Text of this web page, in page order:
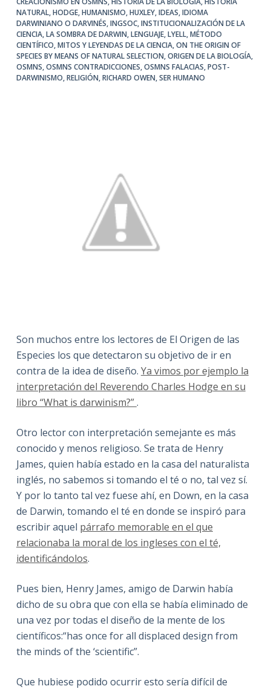
NATURAL,HODGE,HUMANISMO,HUXLEY,IDEAS,IDIOMA
DARWINIANO O DARVINÉS,INGSOC,INSTITUCIONALIZACIÓN DE LA
CIENCIA,LA SOMBRA DE DARWIN,LENGUAJE,LYELL,MÉTODO
CIENTÍFICO,MITOS Y LEYENDAS DE LA CIENCIA,ON THE ORIGIN OF
SPECIES BY MEANS OF NATURAL SELECTION,ORIGEN DE LA BIOLOGÍA,
OSMNS,OSMNS CONTRADICCIONES,OSMNS FALACIAS,POST-
DARWINISMO,RELIGIÓN,RICHARD OWEN,SER HUMANO
Son muchos entre los lectores de El Origen de las
Especies los que detectaron su objetivo de ir en
contra de la idea de diseño. Ya vimos por ejemplo la
interpretación del Reverendo Charles Hodge en su
libro “What is darwinism?”.
Otro lector con interpretación semejante es más
conocido y menos religioso. Se trata de Henry
James, quien había estado en la casa del naturalista
inglés, no sabemos si tomando el té o no, tal vez sí.
Y por lo tanto tal vez fuese ahí, en Down, en la casa
de Darwin, tomando el té en donde se inspiró para
escribir aquel párrafo memorable en el que
relacionaba la moral de los ingleses con el té,
identificándolos.
Pues bien, Henry James, amigo de Darwin había
dicho de su obra que con ella se había eliminado de
una vez por todas el diseño de la mente de los
científicos:“has once for all displaced design from
the minds of the ‘scientific”.
Que hubiese podido ocurrir esto sería difícil de